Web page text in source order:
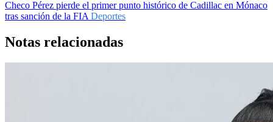
Checo Pérez pierde el primer punto histórico de Cadillac en Mónaco
tras sanción de la FIA Deportes
Notas relacionadas